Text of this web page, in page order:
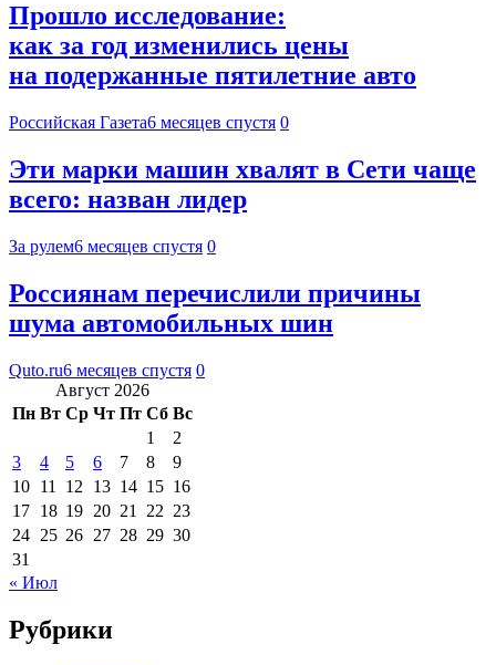
Прошло исследование:
как за год изменились цены
на подержанные пятилетние авто
Российская Газета6 месяцев спустя 0
Эти марки машин хвалят в Сети чаще
всего: назван лидер
За рулем6 месяцев спустя 0
Россиянам перечислили причины
шума автомобильных шин
Quto.ru6 месяцев спустя 0
Август 2026
Пн Вт Ср Чт Пт Сб Вс
1
2
3
4 5 6 7 8
9
10 11 12 13 14 15 16
17 18 19 20 21 22 23
24 25 26 27 28 29 30
31
« Июл
Рубрики